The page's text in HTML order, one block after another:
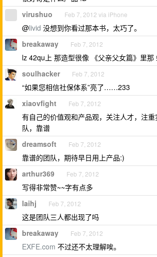
virushuo Feb 7, 2012 via iPhone
@livid 没想到你看过那本书，太巧了。
breakaway Feb 7, 2012
lz 42qu上 那造型很像 《父亲父女篇》里那
soulhacker Feb 7, 2012
“如果您相信社保体系”亮了……233
xiaovfight Feb 7, 2012
有自己的价值观和产品观，关注人才，注
队，靠谱
dreamsoft Feb 7, 2012
靠谱的团队，期待早日用上产品:)
arthur369 Feb 7, 2012
写得非常赞~~字有点多
laihj Feb 7, 2012
这是团队三人都出现了吗
breakaway Feb 7, 2012
EXFE.com 不过还不太理解唉。